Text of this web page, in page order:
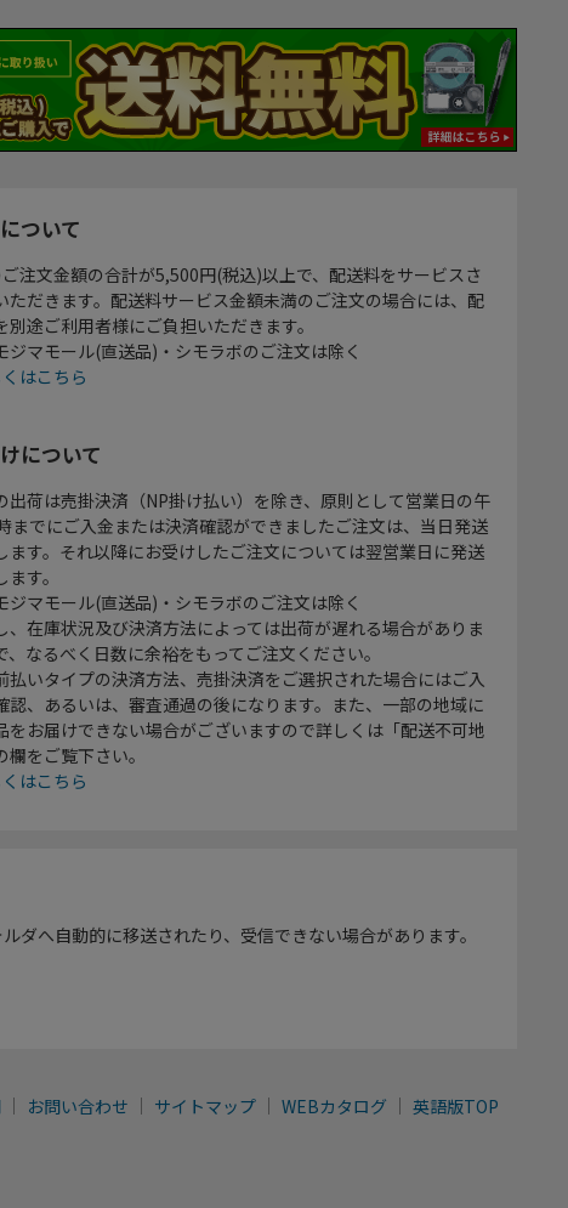
ついて
注文金額の合計が5,500円(税込)以上で、配送料をサービスさ
ただきます。配送料サービス金額未満のご注文の場合には、配
別途ご利用者様にご負担いただきます。
マモール(直送品)・シモラボのご注文は除く
はこちら
について
出荷は売掛決済（NP掛け払い）を除き、原則として営業日の午
までにご入金または決済確認ができましたご注文は、当日発送
ます。それ以降にお受けしたご注文については翌営業日に発送
ます。
マモール(直送品)・シモラボのご注文は除く
、在庫状況及び決済方法によっては出荷が遅れる場合がありま
、なるべく日数に余裕をもってご注文ください。
払いタイプの決済方法、売掛決済をご選択された場合にはご入
認、あるいは、審査通過の後になります。また、一部の地域に
をお届けできない場合がございますので詳しくは「配送不可地
欄をご覧下さい。
はこちら
ダへ自動的に移送されたり、受信できない場合があります。
お問い合わせ サイトマップ WEBカタログ 英語版TOP